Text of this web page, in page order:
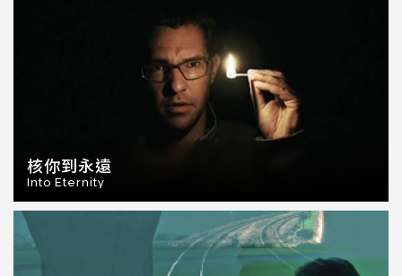
核你到永遠
Into Eternity